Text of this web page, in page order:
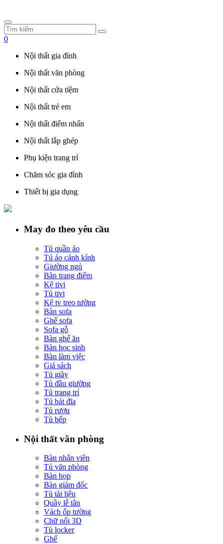
0
Nội thất gia đình
Nội thất văn phòng
Nội thất cửa tiệm
Nội thất trẻ em
Nội thất điểm nhấn
Nội thất lắp ghép
Phụ kiện trang trí
Chăm sóc gia đình
Thiết bị gia dụng
May đo theo yêu cầu
Tủ quần áo
Tú áo cánh kính
Giường ngủ
Bàn trang điểm
Kệ tivi
Tủ tivi
Kệ tv treo tường
Bàn sofa
Ghế sofa
Sofa gỗ
Bàn ghế ăn
Bàn học sinh
Bàn làm việc
Giá sách
Tủ giày
Tủ đầu giường
Tủ trang trí
Tủ bát đĩa
Tủ rượu
Tủ bếp
Nội thất văn phòng
Bàn nhân viên
Tủ văn phòng
Bàn họp
Bàn giám đốc
Tủ tài liệu
Quầy lễ tân
Vách ốp tường
Chữ nổi 3D
Tủ locker
Ghế